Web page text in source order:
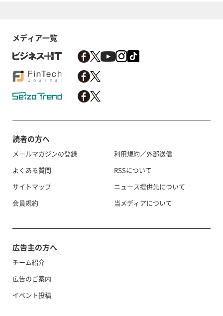
メディア一覧
読者の方へ
メールマガジンの登録
よくある質問
サイトマップ
会員規約
利用規約／外部送信
RSSについて
ニュース提供先について
当メディアについて
広告主の方へ
チーム紹介
広告のご案内
イベント投稿